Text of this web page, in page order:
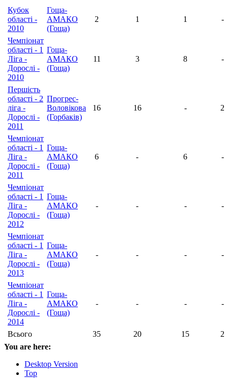
Кубок
області -
2010
Гоща-
АМАКО
(Гоща)
2 1 1 -
Чемпіонат
області - 1
Ліга -
Дорослі -
2010
Гоща-
АМАКО
(Гоща)
11 3 8 -
Першість
області - 2
ліга -
Дорослі -
2011
Прогрес-
Воловікова
(Горбаків)
16 16 - 2
Чемпіонат
області - 1
Ліга -
Дорослі -
2011
Гоща-
АМАКО
(Гоща)
6 - 6 -
Чемпіонат
області - 1
Ліга -
Дорослі -
2012
Гоща-
АМАКО
(Гоща)
- - - -
Чемпіонат
області - 1
Ліга -
Дорослі -
2013
Гоща-
АМАКО
(Гоща)
- - - -
Чемпіонат
області - 1
Ліга -
Дорослі -
2014
Гоща-
АМАКО
(Гоща)
- - - -
Всього 35 20 15
2
You are here:
Desktop Version
Top